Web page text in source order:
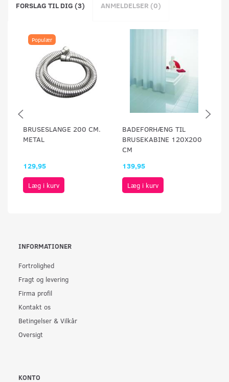
FORSLAG TIL DIG (3) ANMELDELSER (0)
Populær
BRUSESLANGE 200 CM.
METAL
129,95
Læg i kurv
BADEFORHÆNG TIL
BRUSEKABINE 120X200
CM
139,95
Læg i kurv
INFORMATIONER
Fortrolighed
Fragt og levering
Firma profil
Kontakt os
Betingelser & Vilkår
Oversigt
KONTO